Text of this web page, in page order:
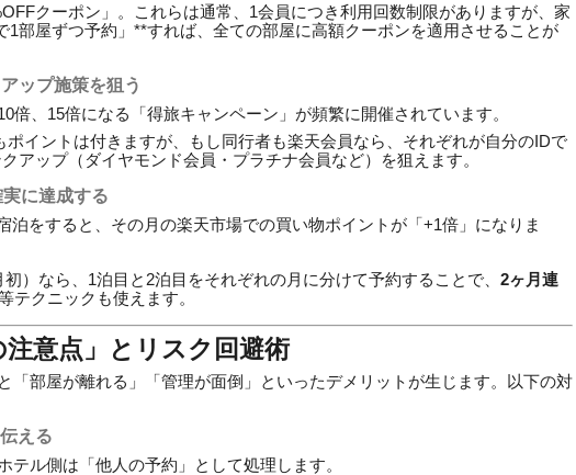
クーポン」。これらは通常、1会員につき利用回数制限がありますが、家
部屋ずつ予約」**すれば、全ての部屋に高額クーポンを適用させることが
ップ施策を狙う
、15倍になる「得旅キャンペーン」が頻繁に開催されています。
イントは付きますが、もし同行者も楽天会員なら、それぞれが自分のIDで
アップ（ダイヤモンド会員・プラチナ会員など）を狙えます。
に達成する
泊をすると、その月の楽天市場での買い物ポイントが「+1倍」になりま
）なら、1泊目と2泊目をそれぞれの月に分けて予約することで、 2ヶ月連
テクニックも使えます。
意点」とリスク回避術
「部屋が離れる」「管理が面倒」といったデメリットが生じます。以下の対
える
ル側は「他人の予約」として処理します。